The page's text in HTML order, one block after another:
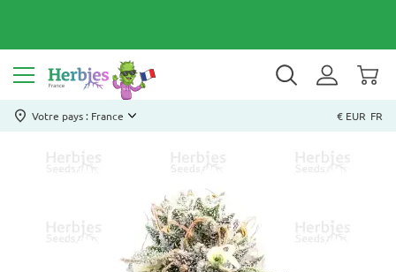
Votre pays : France € EUR FR